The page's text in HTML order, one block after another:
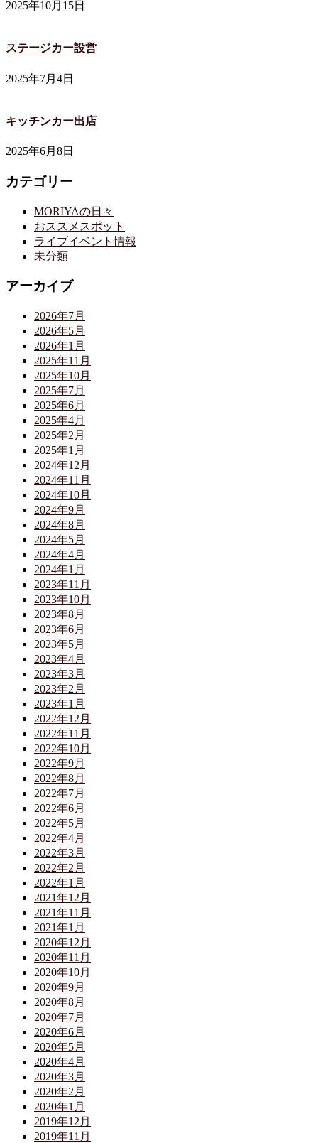
2025年10月15日
ステージカー設営
2025年7月4日
キッチンカー出店
2025年6月8日
カテゴリー
MORIYAの日々
おススメスポット
ライブイベント情報
未分類
アーカイブ
2026年7月
2026年5月
2026年1月
2025年11月
2025年10月
2025年7月
2025年6月
2025年4月
2025年2月
2025年1月
2024年12月
2024年11月
2024年10月
2024年9月
2024年8月
2024年5月
2024年4月
2024年1月
2023年11月
2023年10月
2023年8月
2023年6月
2023年5月
2023年4月
2023年3月
2023年2月
2023年1月
2022年12月
2022年11月
2022年10月
2022年9月
2022年8月
2022年7月
2022年6月
2022年5月
2022年4月
2022年3月
2022年2月
2022年1月
2021年12月
2021年11月
2021年1月
2020年12月
2020年11月
2020年10月
2020年9月
2020年8月
2020年7月
2020年6月
2020年5月
2020年4月
2020年3月
2020年2月
2020年1月
2019年12月
2019年11月